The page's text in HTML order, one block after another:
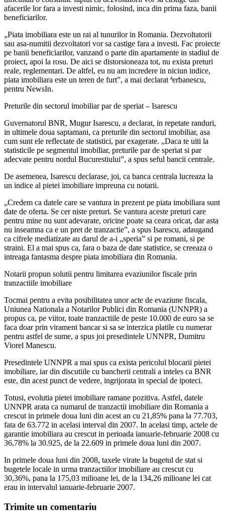
afacerile lor fara a investi nimic, folosind, inca din prima faza, banii
beneficiarilor.
„Piata imobiliara este un rai al tunurilor in Romania. Dezvoltatorii
sau asa-numitii dezvoltatori vor sa castige fara a investi. Fac proiecte
pe banii beneficiarilor, vanzand o parte din apartamente in stadiul de
proiect, apoi la rosu. De aici se distorsioneaza tot, nu exista preturi
reale, reglementari. De altfel, eu nu am incredere in niciun indice,
piata imobiliara este un teren de furt”, a mai declarat ªerbanescu,
pentru NewsIn.
Preturile din sectorul imobiliar par de speriat – Isarescu
Guvernatorul BNR, Mugur Isarescu, a declarat, in repetate randuri,
in ultimele doua saptamani, ca preturile din sectorul imobiliar, asa
cum sunt ele reflectate de statistici, par exagerate. „Daca te uiti la
statisticile pe segmentul imobiliar, preturile par de speriat si par
adecvate pentru nordul Bucurestiului”, a spus seful bancii centrale.
De asemenea, Isarescu declarase, joi, ca banca centrala lucreaza la
un indice al pietei imobiliare impreuna cu notarii.
„Credem ca datele care se vantura in prezent pe piata imobiliara sunt
date de oferta. Se cer niste preturi. Se vantura aceste preturi care
pentru mine nu sunt adevarate, oricine poate sa ceara oricat, dar asta
nu inseamna ca e un pret de tranzactie”, a spus Isarescu, adaugand
ca cifrele mediatizate au darul de a-i „speria” si pe romani, si pe
straini. El a mai spus ca, fara o baza de date statistice, se creeaza o
intreaga fantasma despre piata imobiliara din Romania.
Notarii propun solutii pentru limitarea evaziunilor fiscale prin
tranzactiile imobiliare
Tocmai pentru a evita posibilitatea unor acte de evaziune fiscala,
Uniunea Nationala a Notarilor Publici din Romania (UNNPR) a
propus ca, pe viitor, toate tranzactiile de peste 10.000 de euro sa se
faca doar prin virament bancar si sa se interzica platile cu numerar
pentru astfel de sume, a spus joi presedintele UNNPR, Dumitru
Viorel Manescu.
Presedintele UNNPR a mai spus ca exista pericolul blocarii pietei
imobiliare, iar din discutiile cu bancherii centrali a inteles ca BNR
este, din acest punct de vedere, ingrijorata in special de ipoteci.
Totusi, evolutia pietei imobiliare ramane pozitiva. Astfel, datele
UNNPR arata ca numarul de tranzactii imobiliare din Romania a
crescut in primele doua luni din acest an cu 21,85% pana la 77.703,
fata de 63.772 in acelasi interval din 2007. In acelasi timp, actele de
garantie imobiliara au crescut in perioada ianuarie-februarie 2008 cu
36,78% la 30.925, de la 22.609 in primele doua luni din 2007.
In primele doua luni din 2008, taxele virate la bugetul de stat si
bugetele locale in urma tranzactiilor imobiliare au crescut cu
30,36%, pana la 175,03 milioane lei, de la 134,26 milioane lei cat
erau in intervalul ianuarie-februarie 2007.
Trimite un comentariu